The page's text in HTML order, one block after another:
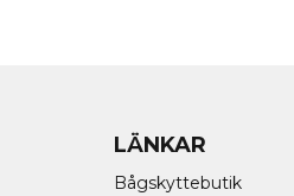
LÄNKAR
Bågskyttebutik